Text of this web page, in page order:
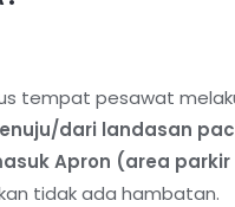
tempat pesawat
dari landasan
Apron (area
tidak ada hambatan.